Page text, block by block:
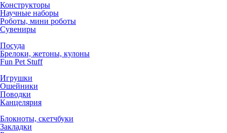
Конструкторы
Научные наборы
Роботы, мини роботы
Сувениры
Посуда
Брелоки, жетоны, кулоны
Fun Pet Stuff
Игрушки
Ошейники
Поводки
Канцелярия
Блокноты, скетчбуки
Закладки